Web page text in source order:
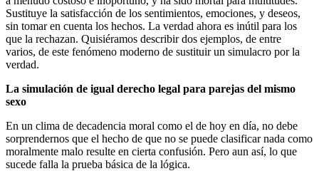
Sustituye la satisfacción de los sentimientos, emociones, y deseos,
sin tomar en cuenta los hechos. La verdad ahora es inútil para los
que la rechazan. Quisiéramos describir dos ejemplos, de entre
varios, de este fenómeno moderno de sustituir un simulacro por la
verdad.
La simulación de igual derecho legal para parejas del mismo
sexo
En un clima de decadencia moral como el de hoy en día, no debe
sorprendernos que el hecho de que no se puede clasificar nada como
moralmente malo resulte en cierta confusión. Pero aun así, lo que
sucede falla la prueba básica de la lógica.